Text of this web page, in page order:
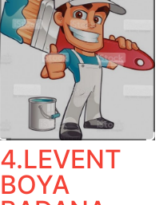
4.LEVENT
BOYA